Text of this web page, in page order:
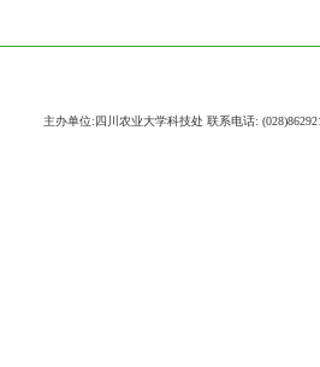
主办单位:四川农业大学科技处 联系电话: